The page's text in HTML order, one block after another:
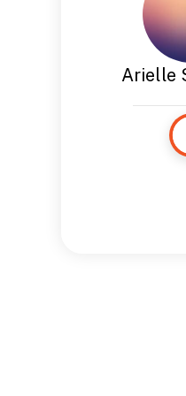
Arielle